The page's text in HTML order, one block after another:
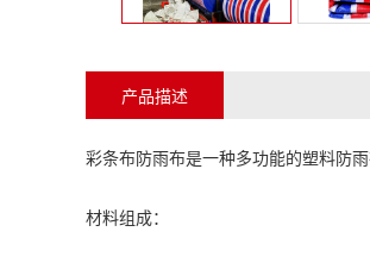
产品描述
彩条布防雨布是一种多功能的塑料防
材料组成：